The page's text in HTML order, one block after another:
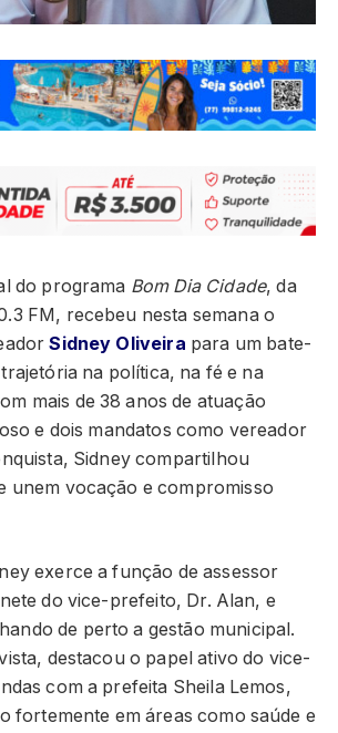
do programa Bom Dia Cidade, da
FM, recebeu nesta semana o
Sidney Oliveira para um bate-
na política, na fé e na
mais de 38 anos de atuação
e dois mandatos como vereador
Sidney compartilhou
unem vocação e compromisso
exerce a função de assessor
do vice-prefeito, Dr. Alan, e
de perto a gestão municipal.
destacou o papel ativo do vice-
com a prefeita Sheila Lemos,
fortemente em áreas como saúde e